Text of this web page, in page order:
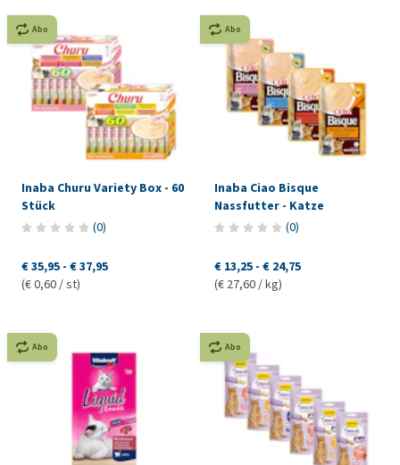
Abo
Inaba Churu Variety Box - 60
Stück
(0)
€ 35,95 - € 37,95
(€ 0,60 / st)
Abo
Inaba Ciao Bisque
Nassfutter - Katze
(0)
€ 13,25 - € 24,75
(€ 27,60 / kg)
Abo Abo